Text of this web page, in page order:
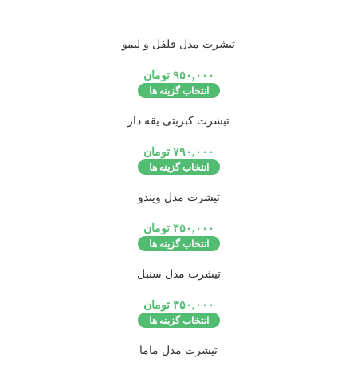
تیشرت مدل فلفل و لیمو
۹۵۰,۰۰۰ تومان
انتخاب گزینه ها
تیشرت کبریتی یقه دار
۷۹۰,۰۰۰ تومان
انتخاب گزینه ها
تیشرت مدل ویندو
۳۵۰,۰۰۰ تومان
انتخاب گزینه ها
تیشرت مدل سنبل
۳۵۰,۰۰۰ تومان
انتخاب گزینه ها
تیشرت مدل ماما